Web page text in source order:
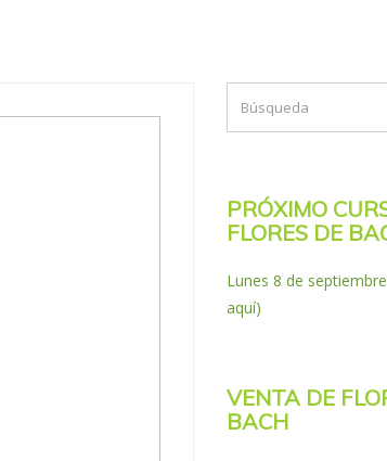
PRÓXIMO
FLORES DE
Lunes 8 de
aquí)
VENTA DE
BACH